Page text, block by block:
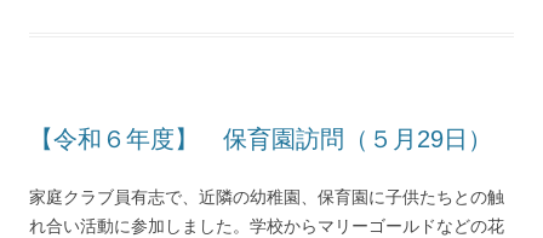
【令和６年度】 保育園訪問（５月29日）
家庭クラブ員有志で、近隣の幼稚園、保育園に子供たちとの触
れ合い活動に参加しました。学校からマリーゴールドなどの花